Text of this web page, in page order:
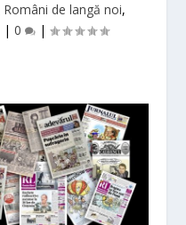
Români de langă noi,
| 0 |